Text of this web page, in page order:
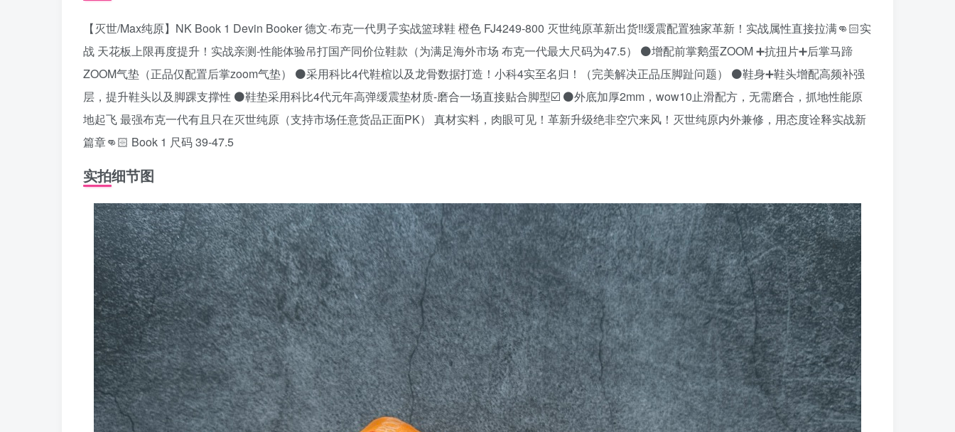
【灭世/Max纯原】NK Book 1 Devin Booker 德文·布克一代男子实战篮球鞋 橙色 FJ4249-800 灭世纯原革新出货‼️缓震配置独家革新！实战属性直接拉满👊🏻实
战 天花板上限再度提升！实战亲测-性能体验吊打国产同价位鞋款（为满足海外市场 布克一代最大尺码为47.5） ⚫️增配前掌鹅蛋ZOOM ➕抗扭片➕后掌马蹄
ZOOM气垫（正品仅配置后掌zoom气垫） ⚫️采用科比4代鞋楦以及龙骨数据打造！小科4实至名归！（完美解决正品压脚趾问题） ⚫️鞋身➕鞋头增配高频补强
层，提升鞋头以及脚踝支撑性 ⚫️鞋垫采用科比4代元年高弹缓震垫材质-磨合一场直接贴合脚型☑️ ⚫️外底加厚2mm，wow10止滑配方，无需磨合，抓地性能原
地起飞 最强布克一代有且只在灭世纯原（支持市场任意货品正面PK） 真材实料，肉眼可见！革新升级绝非空穴来风！灭世纯原内外兼修，用态度诠释实战新
篇章👊🏻 Book 1 尺码 39-47.5
实拍细节图